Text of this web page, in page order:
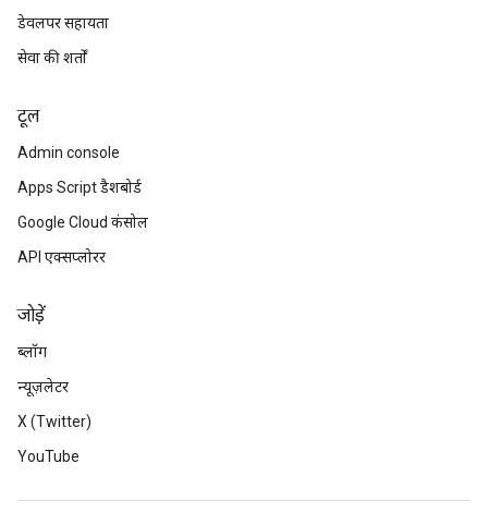
डेवलपर सहायता
सेवा की शर्तों
टूल
Admin console
Apps Script डैशबोर्ड
Google Cloud कंसोल
API एक्सप्लोरर
जोड़ें
ब्लॉग
न्यूज़लेटर
X (Twitter)
YouTube